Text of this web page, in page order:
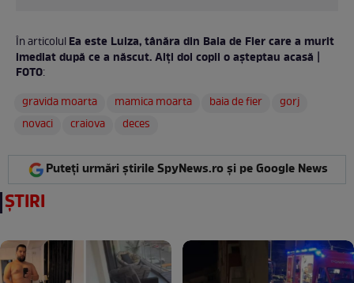
În articolulEa este Luiza, tânăra din Baia de Fier care a murit
imediat după ce a născut. Alți doi copii o așteptau acasă |
FOTO:
gravida moarta
mamica moarta baia de fier
gorj
novaci
craiova deces
Puteți urmări știrile SpyNews.ro și pe Google News
ȘTIRI